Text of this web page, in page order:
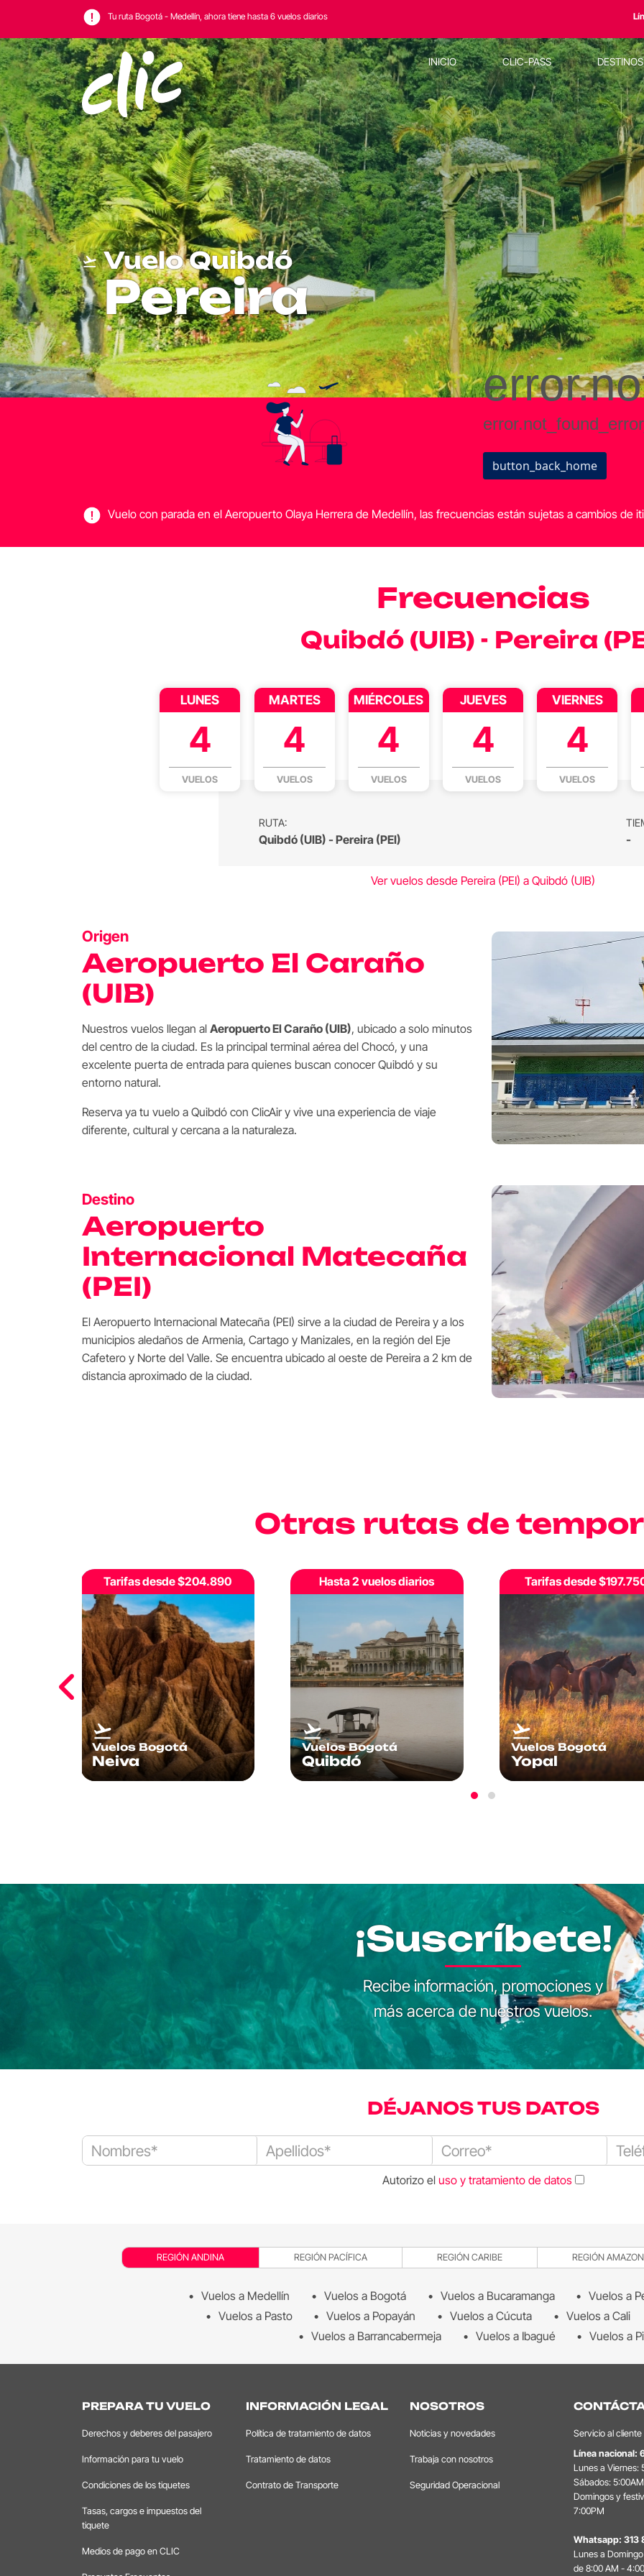
Tu ruta Bogotá - Medellín, ahora tiene hasta 6 vuelos diarios
INICIO CLIC-PASS
Vuelo Quibdó
Pereira
Vuelo con parada en el Aeropuerto Olaya Herrera de Medellín, las frecuencias están sujetas a cambios de
Frecuencias
Quibdó (UIB) - Pereira
LUNES
4
VUELOS
MARTES
4
VUELOS
MIÉRCOLES
4
VUELOS
JUEVES
4
VUELOS
VIERNES
4
VUELOS
RUTA:
Quibdó (UIB) - Pereira (PEI) -
Ver vuelos desde Pereira (PEI) a Quibdó (UIB)
Origen
Aeropuerto El Caraño
(UIB)
Nuestros vuelos llegan al Aeropuerto El Caraño (UIB), ubicado a solo minutos
del centro de la ciudad. Es la principal terminal aérea del Chocó, y una
excelente puerta de entrada para quienes buscan conocer Quibdó y su
entorno natural.
Reserva ya tu vuelo a Quibdó con ClicAir y vive una experiencia de viaje
diferente, cultural y cercana a la naturaleza.
Destino
Aeropuerto
Internacional Matecaña
(PEI)
El Aeropuerto Internacional Matecaña (PEI) sirve a la ciudad de Pereira y a los
municipios aledaños de Armenia, Cartago y Manizales, en la región del Eje
Cafetero y Norte del Valle. Se encuentra ubicado al oeste de Pereira a 2 km de
distancia aproximado de la ciudad.
Otras rutas de
Hasta 2 vuelos diarios
Vuelos Bogotá
Quibdó
Tarifas desde $197.750
Vuelos Bogotá
Yopal
Tarifas desde
Vuelos Bogotá
Medellín
¡Suscríbete!
Recibe información, promociones y
más acerca de nuestros vuelos.
DÉJANOS TUS DATOS
Autorizo el uso y tratamiento de datos
REGIÓN ANDINA REGIÓN PACÍFICA REGIÓN CARIBE REGIÓN
Vuelos a Medellín Vuelos a Bogotá Vuelos a Bucaramanga Vuelos a
Vuelos a Pasto
Vuelos a Popayán Vuelos a Cúcuta Vuelos a Cali
Vuelos a Barrancabermeja
Vuelos a Ibagué Vuelos a
PREPARA TU VUELO
Derechos y deberes del pasajero
Información para tu vuelo
Condiciones de los tiquetes
Tasas, cargos e impuestos del
tiquete
Medios de pago en CLIC
INFORMACIÓN LEGAL
Política de tratamiento de datos
Tratamiento de datos
Contrato de Transporte
NOSOTROS
Noticias y novedades
Trabaja con nosotros
Seguridad Operacional
Servicio al cliente
Línea nacional:
Lunes a Viernes:
Sábados:
Domingos y
7:00PM
Whatsapp: 313
Lunes a
de 8:00 AM -